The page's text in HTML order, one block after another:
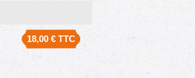
18,00 €TTC